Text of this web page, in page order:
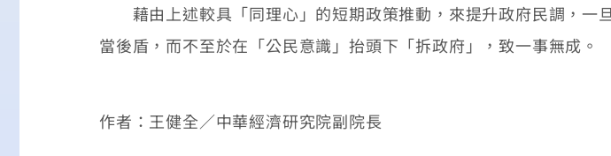
藉由上述較具「同理心」的短期政策推動，來提升政府民調，一
當後盾，而不至於在「公民意識」抬頭下「拆政府」，致一事無成。
作者：王健全／中華經濟研究院副院長